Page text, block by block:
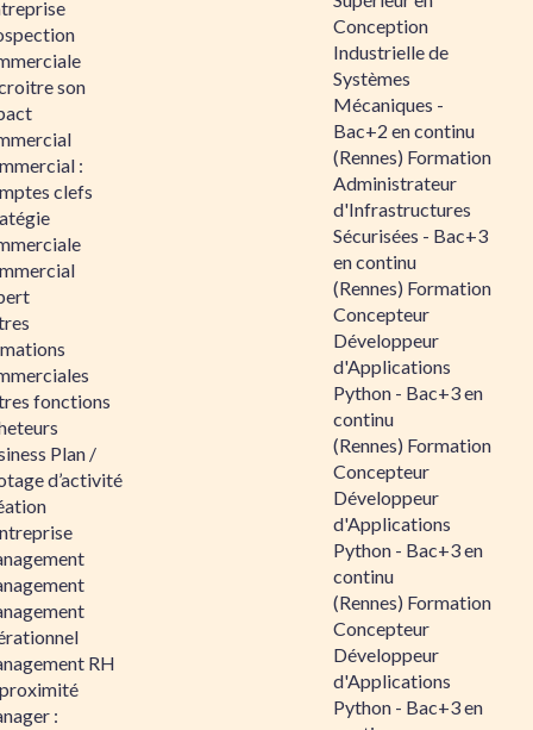
son
:
clefs
fonctions
Plan /
d’activité
RH
:
Conception
Industrielle de
Systèmes
Mécaniques -
Bac+2 en continu
(Rennes) Formation
Administrateur
d'Infrastructures
Sécurisées - Bac+3
en continu
(Rennes) Formation
Concepteur
Développeur
d'Applications
Python - Bac+3 en
continu
(Rennes) Formation
Concepteur
Développeur
d'Applications
Python - Bac+3 en
continu
(Rennes) Formation
Concepteur
Développeur
d'Applications
Python - Bac+3 en